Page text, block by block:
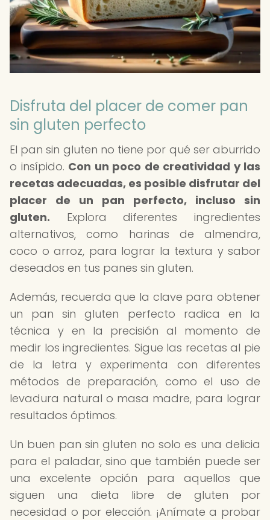
Disfruta del placer de comer pan
sin gluten perfecto
El pan sin gluten no tiene por qué ser aburrido
o insípido. Con un poco de creatividad y las
recetas adecuadas, es posible disfrutar del
placer de un pan perfecto, incluso sin
gluten. Explora diferentes ingredientes
alternativos, como harinas de almendra,
coco o arroz, para lograr la textura y sabor
deseados en tus panes sin gluten.
Además, recuerda que la clave para obtener
un pan sin gluten perfecto radica en la
técnica y en la precisión al momento de
medir los ingredientes. Sigue las recetas al pie
de la letra y experimenta con diferentes
métodos de preparación, como el uso de
levadura natural o masa madre, para lograr
resultados óptimos.
Un buen pan sin gluten no solo es una delicia
para el paladar, sino que también puede ser
una excelente opción para aquellos que
siguen una dieta libre de gluten por
necesidad o por elección. ¡Anímate a probar